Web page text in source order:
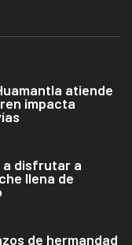
atiende
impacta
a disfrutar a
llena de
de hermandad